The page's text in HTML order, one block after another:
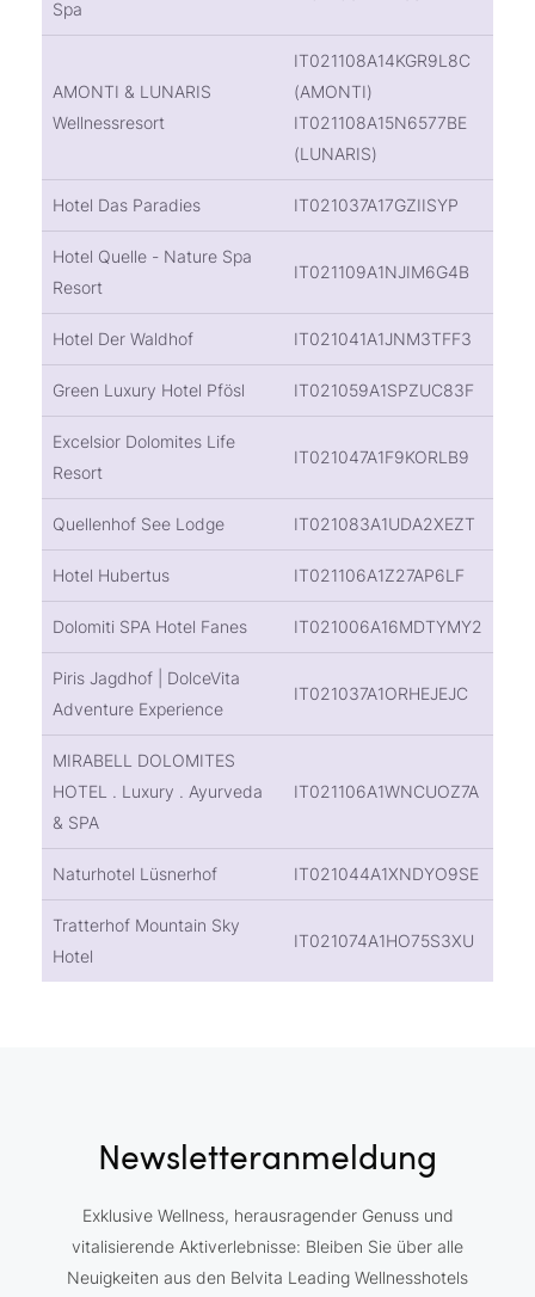
Spa
AMONTI & LUNARIS
Wellnessresort
IT021108A14KGR9L8C
(AMONTI)
IT021108A15N6577BE
(LUNARIS)
Hotel Das Paradies IT021037A17GZIISYP
Hotel Quelle - Nature Spa
Resort
IT021109A1NJIM6G4B
Hotel Der Waldhof IT021041A1JNM3TFF3
Green Luxury Hotel Pfösl IT021059A1SPZUC83F
Excelsior Dolomites Life
Resort
IT021047A1F9KORLB9
Quellenhof See Lodge IT021083A1UDA2XEZT
Hotel Hubertus IT021106A1Z27AP6LF
Dolomiti SPA Hotel Fanes IT021006A16MDTYMY2
Piris Jagdhof | DolceVita
Adventure Experience
IT021037A1ORHEJEJC
MIRABELL DOLOMITES
HOTEL . Luxury . Ayurveda
& SPA
IT021106A1WNCUOZ7A
Naturhotel Lüsnerhof IT021044A1XNDYO9SE
Tratterhof Mountain Sky
Hotel
IT021074A1HO75S3XU
Newsletteranmeldung
Exklusive Wellness, herausragender Genuss und
vitalisierende Aktiverlebnisse: Bleiben Sie über alle
Neuigkeiten aus den Belvita Leading Wellnesshotels